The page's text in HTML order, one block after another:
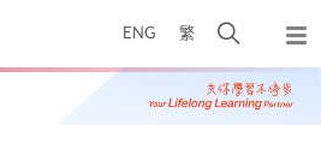
ENG 繁
开
搜
寻
弹
出
主